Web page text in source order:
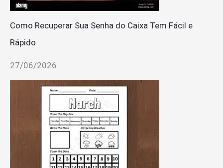
Como Recuperar Sua Senha do Caixa Tem Fácil e
Rápido
27/06/2026